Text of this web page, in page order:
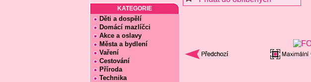
KATEGORIE
Děti a dospělí
Domácí mazlíčci
Akce a oslavy
Města a bydlení
Vaření
Cestování
Příroda
Technika